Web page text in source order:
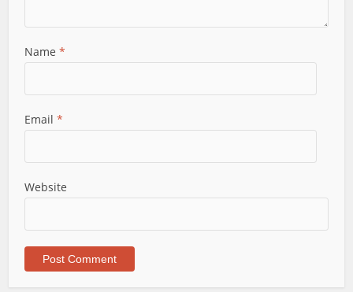
Name *
Email *
Website